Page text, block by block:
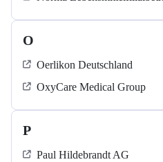
O
Oerlikon Deutschland
OxyCare Medical Group
P
Paul Hildebrandt AG